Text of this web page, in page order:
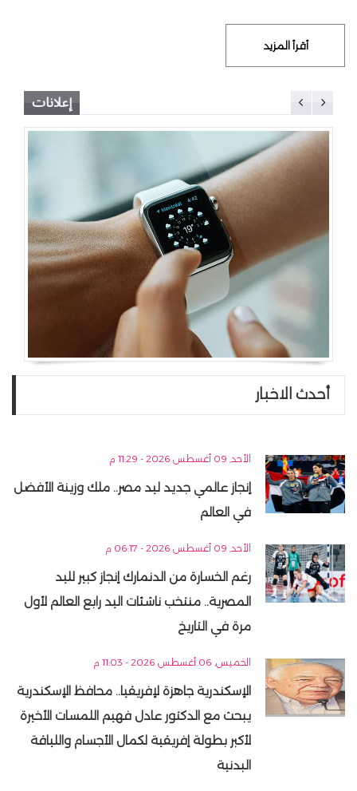
أقرأ المزيد
إعلانات
أحدث الاخبار
الأحد, 09 أغسطس 2026 - 11:29 م
إنجاز عالمي جديد ليد مصر.. ملك وزينة الأفضل
في العالم
الأحد, 09 أغسطس 2026 - 06:17 م
رغم الخسارة من الدنمارك إنجاز كبير لليد
المصرية.. منتخب ناشئات اليد رابع العالم لأول
مرة في التاريخ
الخميس, 06 أغسطس 2026 - 11:03 م
الإسكندرية جاهزة لإفريقيا.. محافظ الإسكندرية
يبحث مع الدكتور عادل فهيم اللمسات الأخيرة
لأكبر بطولة إفريقية لكمال الأجسام واللياقة
البدنية